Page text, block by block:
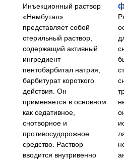
Инъекционный раствор
«Нембутал»
представляет собой
стерильный раствор,
содержащий активный
ингредиент –
пентобарбитал натрия,
барбитурат короткого
действия. Он
применяется в основном
как седативное,
снотворное и
противосудорожное
средство. Раствор
вводится внутривенно